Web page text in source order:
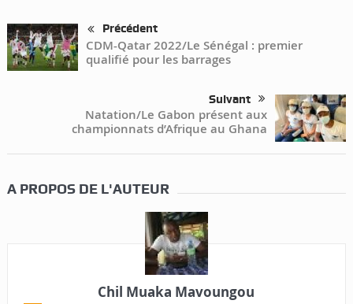
Précédent
CDM-Qatar 2022/Le Sénégal : premier
qualifié pour les barrages
Suivant
Natation/Le Gabon présent aux
championnats d’Afrique au Ghana
A PROPOS DE L'AUTEUR
Chil Muaka Mavoungou